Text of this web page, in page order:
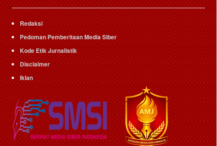
Redaksi
Pedoman Pemberitaan Media Siber
Kode Etik Jurnalistik
Disclaimer
Iklan